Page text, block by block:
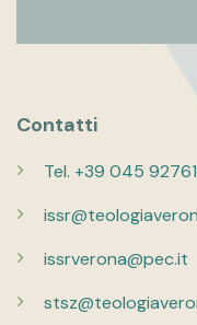
Contatti
Tel. +39 045
issrverona@pec.it